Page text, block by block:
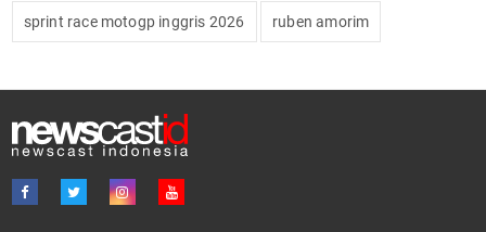
sprint race motogp inggris 2026 ruben amorim